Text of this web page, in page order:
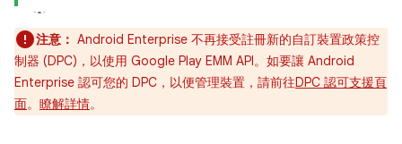
注意： Android Enterprise 不再接受註冊新的自訂裝置政策控
制器 (DPC)，以使用 Google Play EMM API。如要讓 Android
Enterprise 認可您的 DPC，以便管理裝置，請前往DPC 認可支援頁
面。 瞭解詳情。